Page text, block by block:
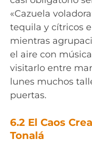
«Cazuela
tequila y cítricos
mientras
el aire con
visitarlo entre
lunes muchos
puertas.
6.2 El Caos
Tonalá